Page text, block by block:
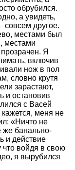
обрубился.
а увидеть,
совсем другое.
местами был
местами
Я
включив
нож в пол
словно крутя
зарастают,
и остановив
с Васей
меня не
«Ничто не
же банально-
и действие
что войдя в свою
я вырубился